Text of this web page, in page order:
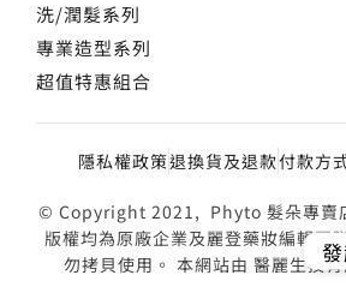
洗/潤髮系列
專業造型系列
超值特惠組合
隱私權政策退換貨及退款付款方
© Copyright 2021, Phyto 髮朵專賣
版權均為原廠企業及麗登藥妝編輯團
勿拷貝使用。 本網站由 醫麗生技